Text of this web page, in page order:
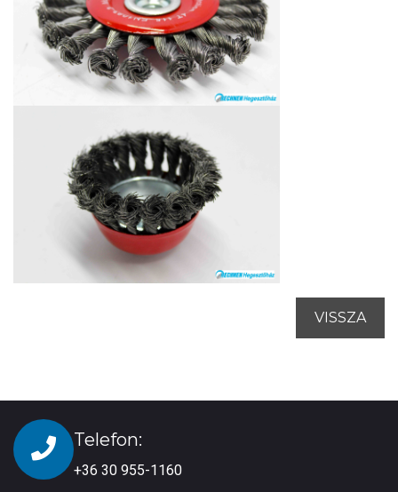
VISSZA
Telefon:
+36 30 955-1160